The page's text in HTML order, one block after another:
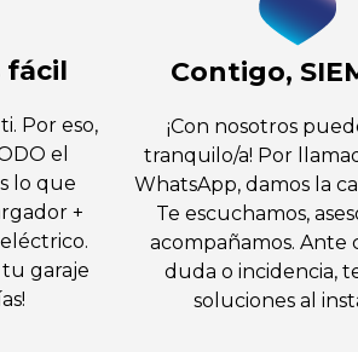
fácil
Por eso,
el
lo que
+
tu garaje
Contigo,
¡Con nosotros
tranquilo/a! Por
WhatsApp, damos la
Te escuchamos,
acompañamos. Ante
duda o incidencia,
soluciones al